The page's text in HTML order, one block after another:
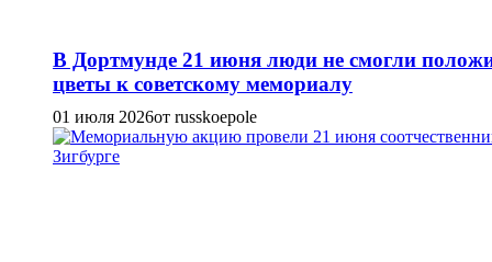
В Дортмунде 21 июня люди не смогли
цветы к советскому мемориалу
01 июля 2026от russkoepole